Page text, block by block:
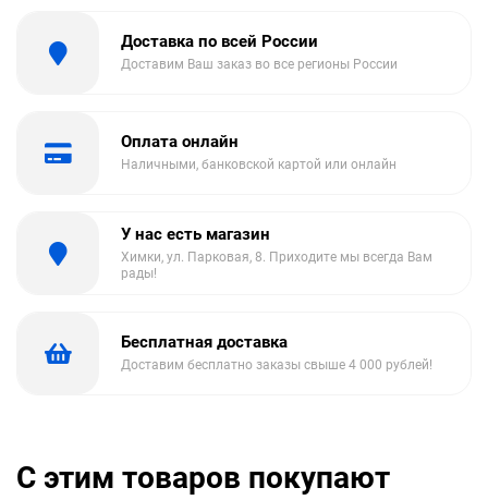
Доставка по всей России
Доставим Ваш заказ во все регионы России
Оплата онлайн
Наличными, банковской картой или онлайн
У нас есть магазин
Химки, ул. Парковая, 8. Приходите мы всегда Вам
рады!
Бесплатная доставка
Доставим бесплатно заказы свыше 4 000 рублей!
С этим товаров покупают